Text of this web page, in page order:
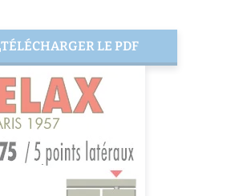
TÉLÉCHARGER LE PDF